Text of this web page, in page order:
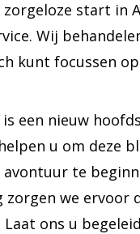
zorgeloze start in
Wij
kunt focussen
een nieuw
u om deze
avontuur te
zorgen we ervoor
Laat ons u